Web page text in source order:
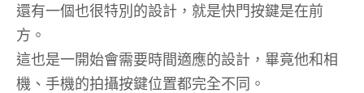
還有一個也很特別的設計，就是快門按鍵是在前
方。
這也是一開始會需要時間適應的設計，畢竟他和相
機、手機的拍攝按鍵位置都完全不同。